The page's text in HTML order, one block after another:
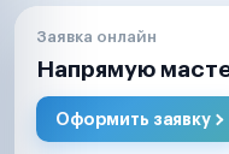
Заявка онлайн
Напрямую
Оформить заявку